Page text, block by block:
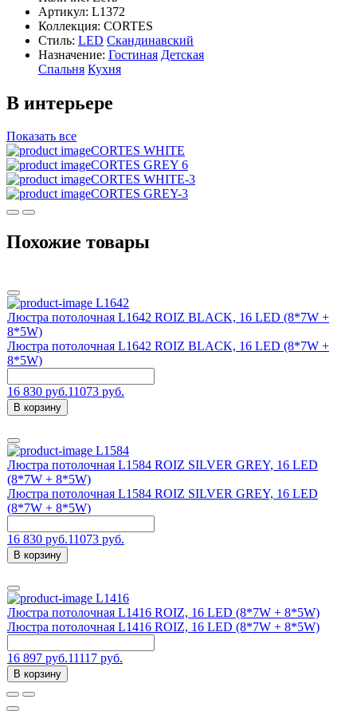
Артикул: L1372
Коллекция: CORTES
Стиль: LED Скандинавский
Назначение: Гостиная Детская
Спальня Кухня
В интерьере
Показать все
CORTES WHITE
CORTES GREY 6
CORTES WHITE-3
CORTES GREY-3
Похожие товары
L1642
Люстра потолочная L1642 ROIZ BLACK, 16 LED (8*7W +
8*5W)
Люстра потолочная L1642 ROIZ BLACK, 16 LED (8*7W +
8*5W)
16 830 руб.11073 руб.
В корзину
L1584
Люстра потолочная L1584 ROIZ SILVER GREY, 16 LED
(8*7W + 8*5W)
Люстра потолочная L1584 ROIZ SILVER GREY, 16 LED
(8*7W + 8*5W)
16 830 руб.11073 руб.
В корзину
L1416
Люстра потолочная L1416 ROIZ, 16 LED (8*7W + 8*5W)
Люстра потолочная L1416 ROIZ, 16 LED (8*7W + 8*5W)
16 897 руб.11117 руб.
В корзину